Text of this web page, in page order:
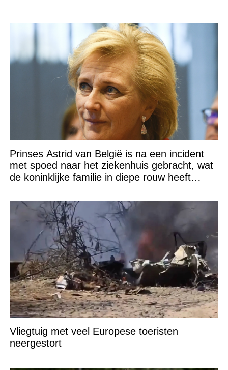
Prinses Astrid van België is na een incident
met spoed naar het ziekenhuis gebracht, wat
de koninklijke familie in diepe rouw heeft
Vliegtuig met veel Europese toeristen
neergestort